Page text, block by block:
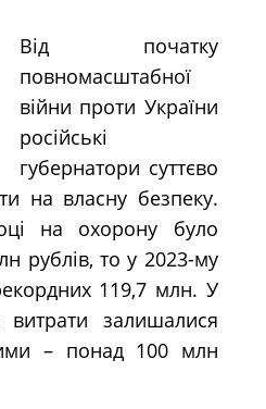
Від початку
повномасштабної
війни проти України
російські
губернатори суттєво
на власну безпеку.
на охорону було
рублів, то у 2023-му
119,7 млн. У
витрати залишалися
– понад 100 млн